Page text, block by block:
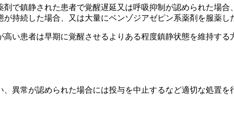
で鎮静された患者で覚醒遅延又は呼吸抑制が認められた場
持続した場合、又は大量にベンゾジアゼピン系薬剤を服薬
い患者は早期に覚醒させるよりある程度鎮静状態を維持す
異常が認められた場合には投与を中止するなど適切な処置を